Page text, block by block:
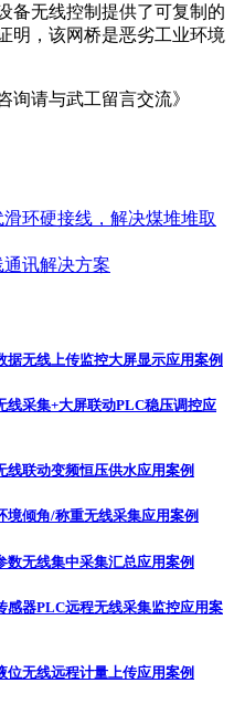
备无线控制提供了可复制的
明，该网桥是恶劣工业环境
询请与武工留言交流》
环硬接线，解决煤堆堆取
讯解决方案
无线上传监控大屏显示应用案例
线采集+大屏联动PLC稳压调控应
联动变频恒压供水应用案例
倾角/称重无线采集应用案例
数无线集中采集汇总应用案例
感器PLC远程无线采集监控应用案
无线远程计量上传应用案例